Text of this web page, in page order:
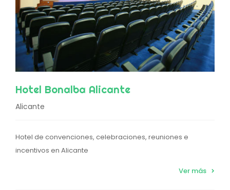
Hotel Bonalba Alicante
Alicante
Hotel de convenciones, celebraciones, reuniones e
incentivos en Alicante
Ver más